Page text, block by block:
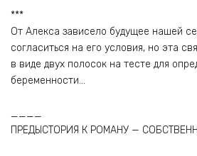
***
От Алекса зависело будущее нашей
согласиться на его условия, но эта
в виде двух полосок на тесте для
беременности…
____
ПРЕДЫСТОРИЯ К РОМАНУ —